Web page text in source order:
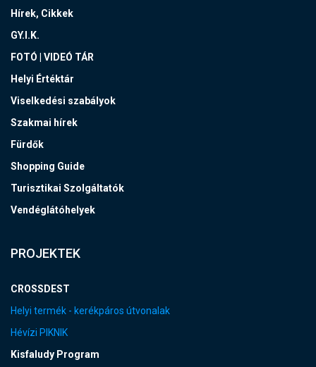
Hírek, Cikkek
GY.I.K.
FOTÓ | VIDEÓ TÁR
Helyi Értéktár
Viselkedési szabályok
Szakmai hírek
Fürdők
Shopping Guide
Turisztikai Szolgáltatók
Vendéglátóhelyek
PROJEKTEK
CROSSDEST
Helyi termék - kerékpáros útvonalak
Hévízi PIKNIK
Kisfaludy Program